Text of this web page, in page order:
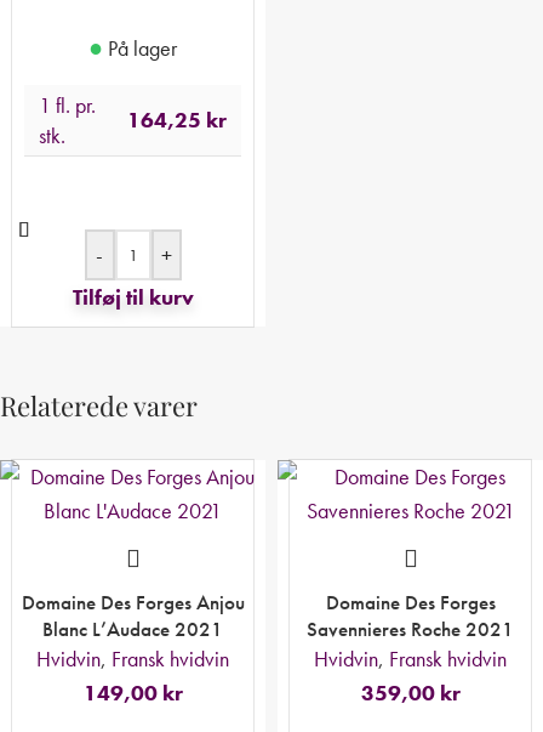
● På lager
1 fl. pr.
stk.
164,25 kr
-
+
Tilføj til kurv
Relaterede varer
Domaine Des Forges Anjou
Blanc L’Audace 2021
Hvidvin, Fransk hvidvin
149,00 kr
Domaine Des Forges
Savennieres Roche 2021
Hvidvin, Fransk hvidvin
359,00 kr